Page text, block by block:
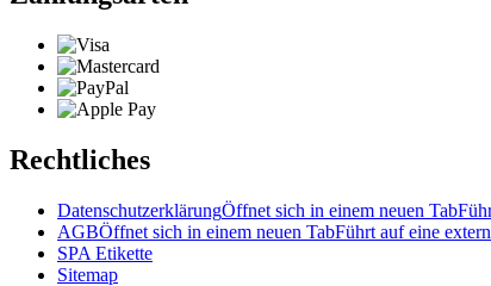
Rechtliches
DatenschutzerklärungÖffnet sich in einem neuen Tab
AGBÖffnet sich in einem neuen TabFührt auf eine
SPA Etikette
Sitemap